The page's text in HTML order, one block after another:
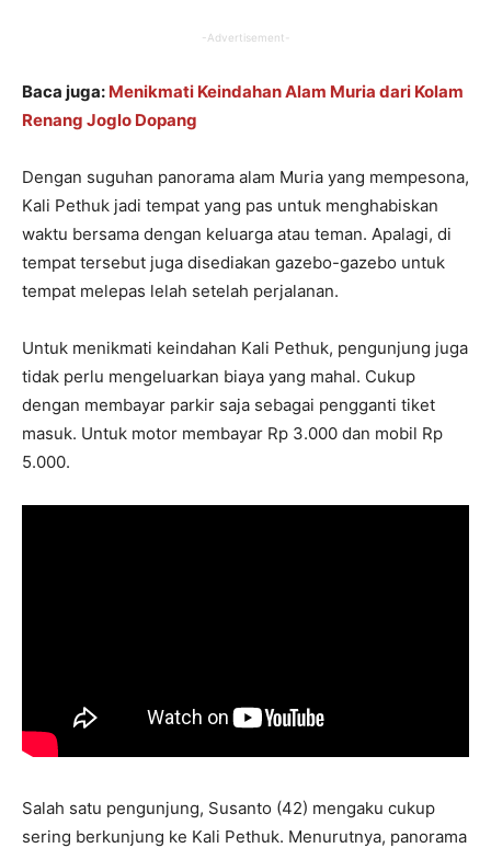
-Advertisement-
Baca juga: Menikmati Keindahan Alam Muria dari Kolam
Renang Joglo Dopang
Dengan suguhan panorama alam Muria yang mempesona,
Kali Pethuk jadi tempat yang pas untuk menghabiskan
waktu bersama dengan keluarga atau teman. Apalagi, di
tempat tersebut juga disediakan gazebo-gazebo untuk
tempat melepas lelah setelah perjalanan.
Untuk menikmati keindahan Kali Pethuk, pengunjung juga
tidak perlu mengeluarkan biaya yang mahal. Cukup
dengan membayar parkir saja sebagai pengganti tiket
masuk. Untuk motor membayar Rp 3.000 dan mobil Rp
5.000.
Salah satu pengunjung, Susanto (42) mengaku cukup
sering berkunjung ke Kali Pethuk. Menurutnya, panorama